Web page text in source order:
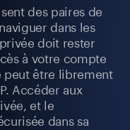
des paires de
dans les
doit rester
à votre compte
peut être librement
Accéder aux
et le
dans sa